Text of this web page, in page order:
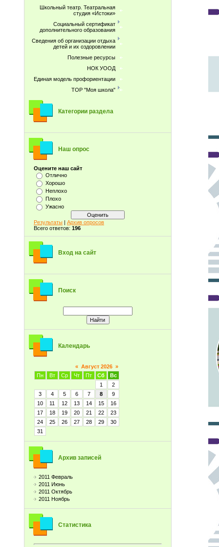
Школьный театр. Театральная
студия «Истоки»
Социальный сертификат
дополнительного образования
Сведения об организации отдыха
детей и их оздоровлении
Полезные ресурсы
НОК УООД
Единая модель профориентации
ТОР "Моя школа"
Категории раздела
Наш опрос
Оцените наш сайт
Отлично
Хорошо
Неплохо
Плохо
Ужасно
Результаты | Архив опросов
Всего ответов: 196
Вход на сайт
Поиск
Календарь
« Август 2026 »
Пн
Вт Ср Чт Пт Сб
Вс
1
2
3
4 5 6 7 8
9
10
11 12 13 14 15
16
17
18 19 20 21 22
23
24
25 26 27 28 29
30
31
Архив записей
2011 Февраль
2011 Июнь
2011 Октябрь
2011 Ноябрь
Статистика